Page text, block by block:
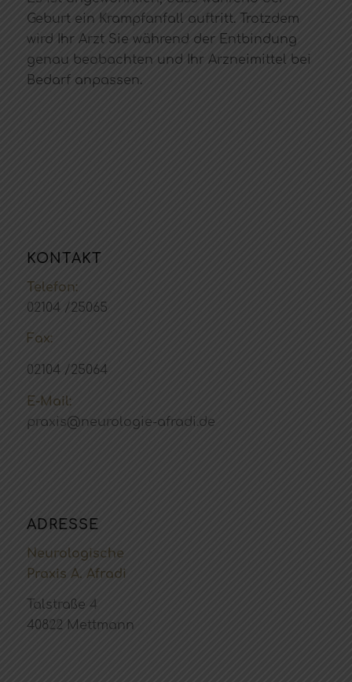
Geburt ein Krampfanfall auftritt. Trotzdem
wird Ihr Arzt Sie während der Entbindung
genau beobachten und Ihr Arzneimittel bei
Bedarf anpassen.
KONTAKT
Telefon:
02104 /25065
Fax:
02104 /25064
E-Mail:
praxis@neurologie-afradi.de
ADRESSE
Neurologische
Praxis A. Afradi
Talstraße 4
40822 Mettmann